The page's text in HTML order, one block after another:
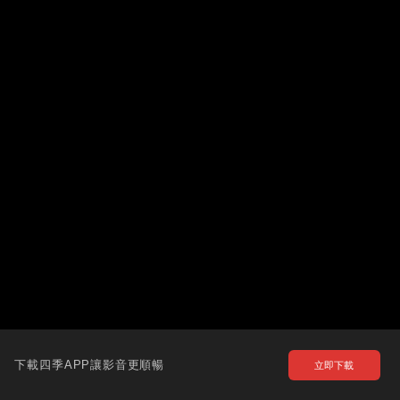
下載四季APP讓影音更順暢 立即下載